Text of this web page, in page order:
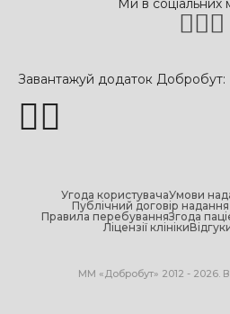
Ми в соціальних
Завантажуй додаток Добробут:
Угода користувачаУмови
Публічний договір
Правила перебуванняЗгода
Ліцензії клініки
МM «Добробут» 2012 - 2026.